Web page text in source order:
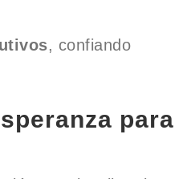
, confiando
para